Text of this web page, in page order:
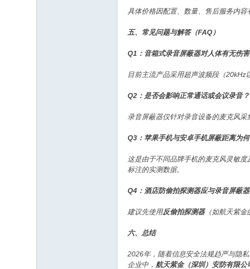
具体价格因配置、数量、售后服务内容
五、常见问题与解答（FAQ）
Q1：音箱式录音屏蔽器对人体有无伤
目前主流产品采用超声波频段（20kHz
Q2：是否会影响正常通话或会议录音？
录音屏蔽器仅针对录音设备的麦克风
Q3：苹果手机与安卓手机屏蔽距离为
这是由于不同品牌手机的麦克风灵敏
标注的实测数据。
Q4：酒店防偷拍探测器应与录音屏蔽
建议先使用反偷拍探测器（如航天紫金
六、总结
2026年，随着信息安全法规趋严与隐私
企业中， 航天紫金（深圳）安防有限公